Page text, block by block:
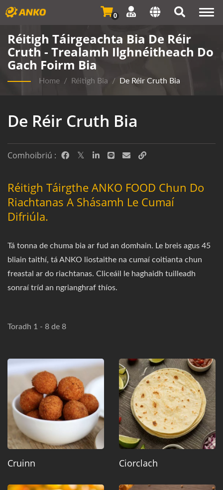
0
Réitigh Táirgeachta Bia De Réir
Cruth - Trealamh Ilghnéitheach Do
Gach Foirm Bia
Home / Réitigh Bia / De Réir Cruth Bia
De Réir Cruth Bia
Comhoibriú :
Réitigh Táirgthe ANKO FOOD Chun Do
Riachtanas A Shásamh Le Cumaí
Difriúla.
Tá tonna de chuma bia ar fud an domhain. Le breis agus 45
bliain taithí, tá ANKO liostaithe na cumaí coitianta chun
freastal ar do riachtanas. Cliceáil le haghaidh tuilleadh
sonraí tríd an ngrianghraf thíos.
Toradh 1 - 8 de 8
Cruinn Ciorclach